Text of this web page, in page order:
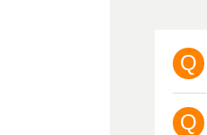
Q
Q